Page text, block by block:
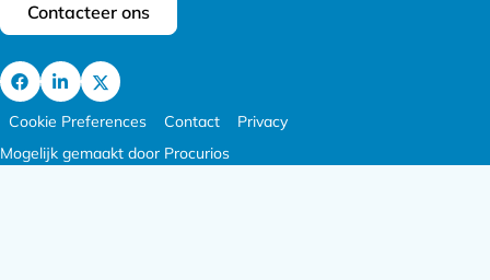
Contacteer ons
Ga
Facebook
Ga
LinkedIn
Ga
X
Footer
navigatie
Cookie Preferences Contact
Privacy
Mogelijk gemaakt door Procurios